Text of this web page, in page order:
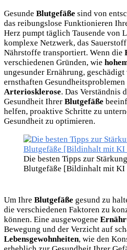
Gesunde Blutgefäße sind von
das reibungslose Funktionieren
Herz pumpt täglich Tausende von
komplexe Netzwerk, das
Nährstoffe transportiert. Wenn die
verschiedenen Gründen, wie
ungesunder Ernährung,
ernsthaften
Arteriosklerose. Das Verständnis
Gesundheit Ihrer Blutgefäße
helfen, proaktive Schritte zu
Gesundheit zu optimieren.
Die besten Tipps zur
Blutgefäße [Bildinhalt mit KI
Um Ihre Blutgefäße gesund zu
die verschiedenen Faktoren zu
können. Eine ausgewogene
Bewegung und der Verzicht auf
Lebensgewohnheiten, wie den